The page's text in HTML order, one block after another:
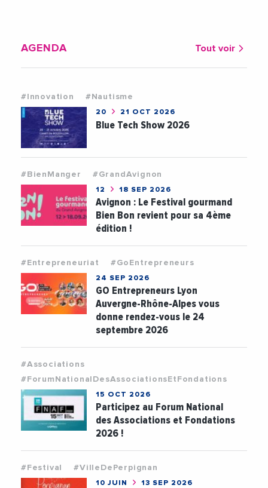
AGENDA Tout voir
#Innovation #Nautisme
20 21 OCT 2026
Blue Tech Show 2026
#BienManger #GrandAvignon
12 18 SEP 2026
Avignon : Le Festival gourmand
Bien Bon revient pour sa 4ème
édition !
#Entrepreneuriat #GoEntrepreneurs
24 SEP 2026
GO Entrepreneurs Lyon
Auvergne-Rhône-Alpes vous
donne rendez-vous le 24
septembre 2026
#Associations
#ForumNationalDesAssociationsEtFondations
15 OCT 2026
Participez au Forum National
des Associations et Fondations
2026 !
#Festival #VilleDePerpignan
10 JUIN 13 SEP 2026